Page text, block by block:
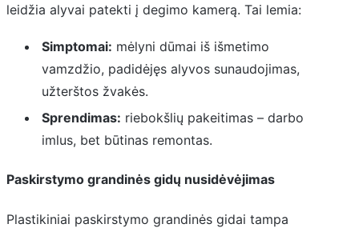
leidžia alyvai patekti į degimo kamerą. Tai lemia:
Simptomai: mėlyni dūmai iš išmetimo
vamzdžio, padidėjęs alyvos sunaudojimas,
užterštos žvakės.
Sprendimas: riebokšlių pakeitimas – darbo
imlus, bet būtinas remontas.
Paskirstymo grandinės gidų nusidėvėjimas
Plastikiniai paskirstymo grandinės gidai tampa